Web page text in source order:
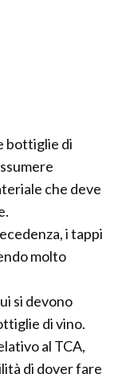
bottiglie di
che deve
i tappi
molto
si devono
di vino.
al TCA,
di dover fare